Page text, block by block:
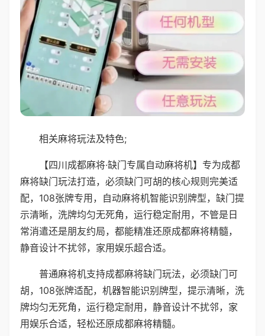
相关麻将玩法及特色;
【四川成都麻将·缺门专属自动麻将机】专为成都
麻将缺门玩法打造，必须缺门可胡的核心规则完美适
配，108张牌专用，自动麻将机智能识别牌型，缺门提
示清晰，洗牌均匀无死角，运行稳定耐用，不管是日
常消遣还是朋友约局，都能精准还原成都麻将精髓，
静音设计不扰邻，家用娱乐超合适。
普通麻将机支持成都麻将缺门玩法，必须缺门可
胡，108张牌适配，机器智能识别牌型，提示清晰，洗
牌均匀无死角，运行稳定耐用，静音设计不扰邻，家
用娱乐合适，轻松还原成都麻将精髓。